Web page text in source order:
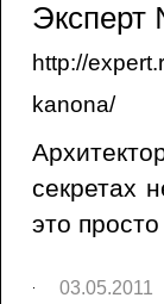
Эксперт
http://
kanona/
секретах
это
03.05.2011